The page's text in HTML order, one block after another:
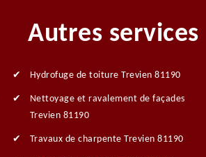
Autres services
Hydrofuge de toiture Trevien 81190
Nettoyage et ravalement de façades
Trevien 81190
Travaux de charpente Trevien 81190